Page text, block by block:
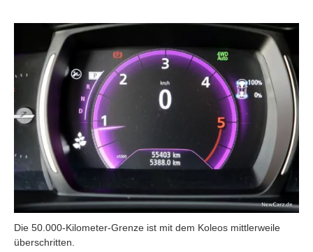
Die 50.000-Kilometer-Grenze ist mit dem Koleos mittlerweile
überschritten.